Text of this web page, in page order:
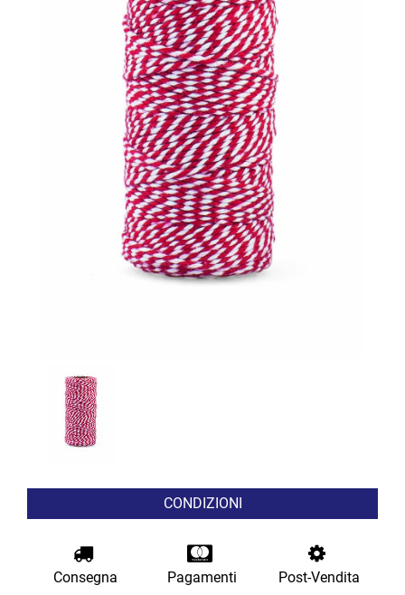
CONDIZIONI
Consegna Pagamenti
Post-Vendita